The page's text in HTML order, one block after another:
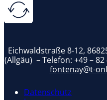
Eichwaldstraße 8-12,
(Allgäu) – Telefon: +49 – 82
fontenay@t-
Datenschutz